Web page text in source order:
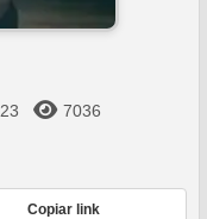
7036
Copiar link